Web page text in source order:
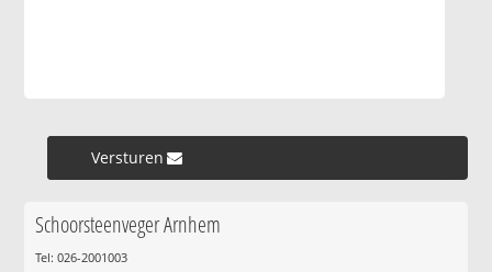
Versturen »
Schoorsteenveger Arnhem
Tel: 026-2001003